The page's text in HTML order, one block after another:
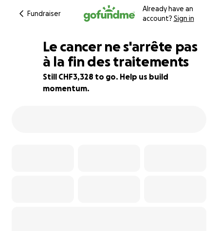
Fundraiser
Already have an
account? Sign in
58% complete
Le cancer ne s'arrête pas
à la fin des traitements
Still CHF3,328 to go. Help us build
momentum.